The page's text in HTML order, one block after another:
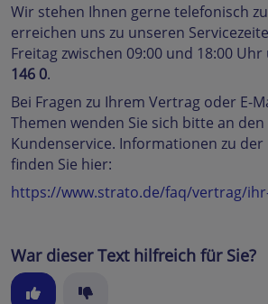
Wir stehen Ihnen gerne telefonisch
erreichen uns zu unseren
Freitag zwischen 09:00 und 18:00
146 0.
Bei Fragen zu Ihrem Vertrag oder E-
Themen wenden Sie sich bitte an den
Kundenservice. Informationen zu
finden Sie hier:
https://www.strato.de/faq/vertrag/
War dieser Text hilfreich für Sie?